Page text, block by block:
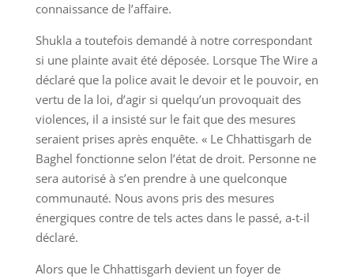
connaissance de l’affaire.
Shukla a toutefois demandé à notre correspondant
si une plainte avait été déposée. Lorsque The Wire a
déclaré que la police avait le devoir et le pouvoir, en
vertu de la loi, d’agir si quelqu’un provoquait des
violences, il a insisté sur le fait que des mesures
seraient prises après enquête. « Le Chhattisgarh de
Baghel fonctionne selon l’état de droit. Personne ne
sera autorisé à s’en prendre à une quelconque
communauté. Nous avons pris des mesures
énergiques contre de tels actes dans le passé, a-t-il
déclaré.
Alors que le Chhattisgarh devient un foyer de